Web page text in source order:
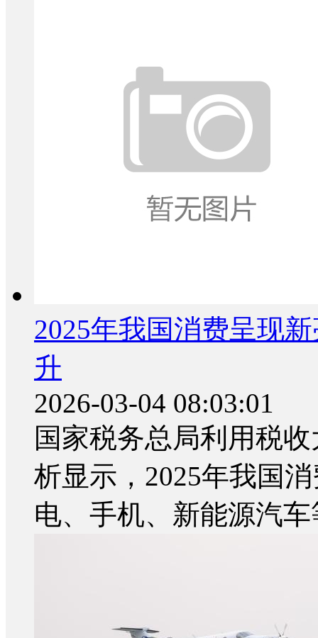
2025年我国消费呈现
升
2026-03-04 08:03:01
国家税务总局利用税
析显示，2025年我国
电、手机、新能源汽车